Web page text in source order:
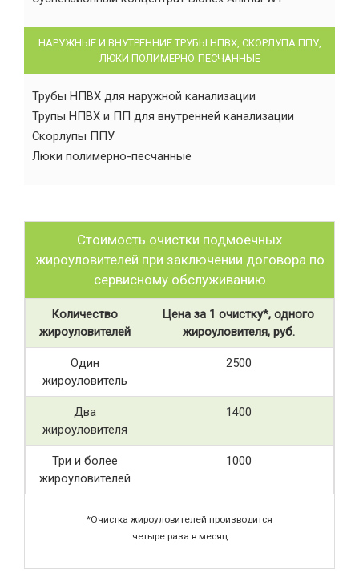
НАРУЖНЫЕ И ВНУТРЕННИЕ ТРУБЫ НПВХ, СКОРЛУПА ППУ,
ЛЮКИ ПОЛИМЕРНО-ПЕСЧАННЫЕ
Трубы НПВХ для наружной канализации
Трупы НПВХ и ПП для внутренней канализации
Скорлупы ППУ
Люки полимерно-песчанные
Стоимость очистки подмоечных
жироуловителей при заключении договора по
сервисному обслуживанию
Количество
жироуловителей
Цена за 1 очистку*, одного
жироуловителя, руб.
Один
жироуловитель
2500
Два
жироуловителя
1400
Три и более
жироуловителей
1000
*Очистка жироуловителей производится
четыре раза в месяц